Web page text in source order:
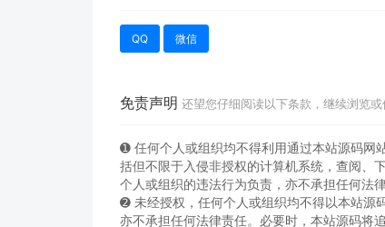
QQ 微信
免责声明 还望您仔细阅读以下条款，继续浏览
➊️ 任何个人或组织均不得利用通过本站源码网
括但不限于入侵非授权的计算机系统，查阅、
个人或组织的违法行为负责，亦不承担任何法
➋️ 未经授权，任何个人或组织均不得以本站源
亦不承担任何法律责任。必要时，本站源码将